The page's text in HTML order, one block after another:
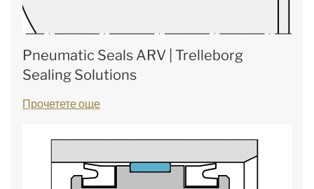
Pneumatic Seals ARV | Trelleborg
Sealing Solutions
Прочетете още